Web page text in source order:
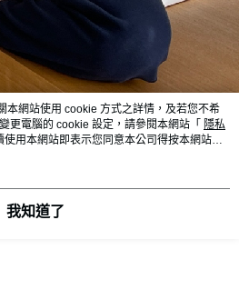
本網站使用 cookie 方式之詳情，及若您不希
更電腦的 cookie 設定，請參閱本網站「 隱私
使用本網站即表示您同意本公司得按本網站使
我知道了